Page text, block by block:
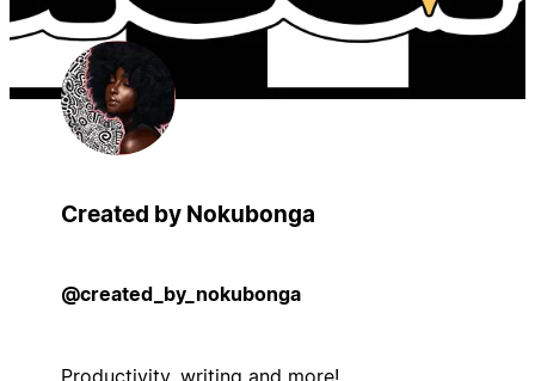
Created by Nokubonga
@created_by_nokubonga
Productivity, writing and more!